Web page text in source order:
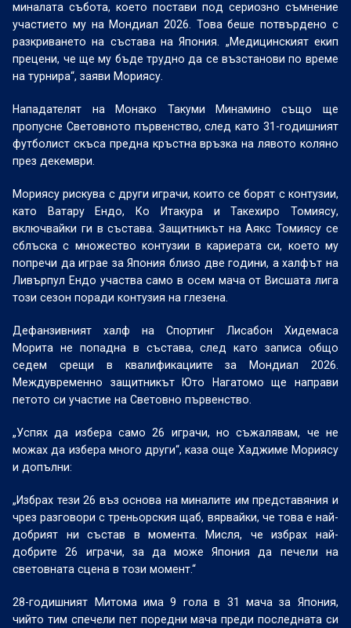
миналата събота, което постави под сериозно съмнение
участието му на Мондиал 2026. Това беше потвърдено с
разкриването на състава на Япония. „Медицинският екип
прецени, че ще му бъде трудно да се възстанови по време
на турнира“, заяви Мориясу.
Нападателят на Монако Такуми Минамино също ще
пропусне Световното първенство, след като 31-годишният
футболист скъса предна кръстна връзка на лявото коляно
през декември.
Мориясу рискува с други играчи, които се борят с контузии,
като Ватару Ендо, Ко Итакура и Такехиро Томиясу,
включвайки ги в състава. Защитникът на Аякс Томиясу се
сблъска с множество контузии в кариерата си, което му
попречи да играе за Япония близо две години, а халфът на
Ливърпул Ендо участва само в осем мача от Висшата лига
този сезон поради контузия на глезена.
Дефанзивният халф на Спортинг Лисабон Хидемаса
Морита не попадна в състава, след като записа общо
седем срещи в квалификациите за Мондиал 2026.
Междувременно защитникът Юто Нагатомо ще направи
петото си участие на Световно първенство.
„Успях да избера само 26 играчи, но съжалявам, че не
можах да избера много други“, каза още Хаджиме Мориясу
и допълни:
„Избрах тези 26 въз основа на миналите им представяния и
чрез разговори с треньорския щаб, вярвайки, че това е най-
добрият ни състав в момента. Мисля, че избрах най-
добрите 26 играчи, за да може Япония да печели на
световната сцена в този момент.“
28-годишният Митома има 9 гола в 31 мача за Япония,
чийто тим спечели пет поредни мача преди последната си